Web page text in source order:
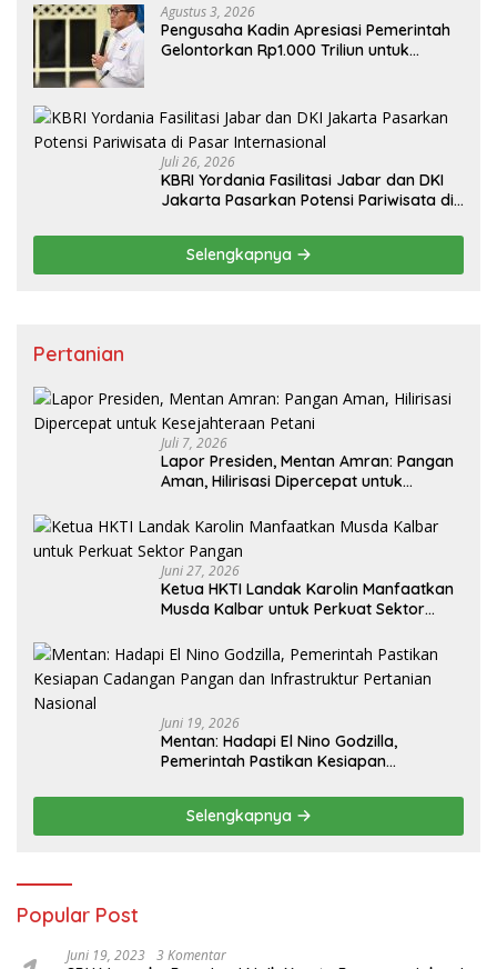
Agustus 3, 2026
Pengusaha Kadin Apresiasi Pemerintah
Gelontorkan Rp1.000 Triliun untuk
Juli 26, 2026
KBRI Yordania Fasilitasi Jabar dan DKI
Jakarta Pasarkan Potensi Pariwisata di
Selengkapnya
Pertanian
Juli 7, 2026
Lapor Presiden, Mentan Amran: Pangan
Aman, Hilirisasi Dipercepat untuk
Juni 27, 2026
Ketua HKTI Landak Karolin Manfaatkan
Musda Kalbar untuk Perkuat Sektor
Juni 19, 2026
Mentan: Hadapi El Nino Godzilla,
Pemerintah Pastikan Kesiapan
Pertanian Nasional
Selengkapnya
Popular Post
Juni 19, 2023 3 Komentar